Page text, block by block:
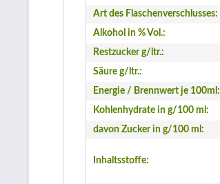
Art des Flaschenverschlusses:
Alkohol in % Vol.:
Restzucker g/ltr.:
Säure g/ltr.:
Energie / Brennwert je 100ml:
Kohlenhydrate in g/100 ml:
davon Zucker in g/100 ml:
Inhaltsstoffe: